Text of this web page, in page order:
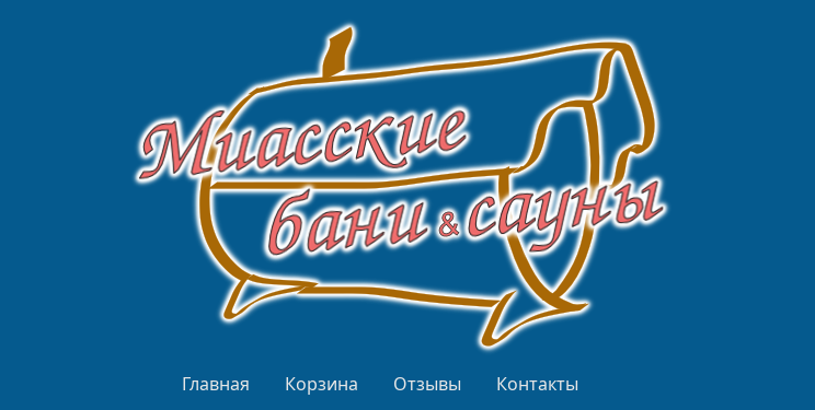
Верхнее меню
Главная Корзина Отзывы Контакты